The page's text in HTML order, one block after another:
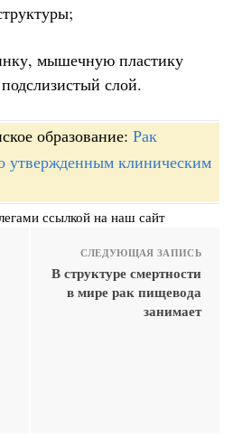
мышечную пластику
слой.
образование: Рак
утвержденным клиническим
ссылкой на наш сайт
СЛЕДУЮЩАЯ ЗАПИСЬ
В структуре смертности
в мире рак пищевода
занимает